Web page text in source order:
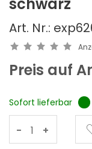
Art. Nr.:
Preis auf
Sofort lieferbar
- +